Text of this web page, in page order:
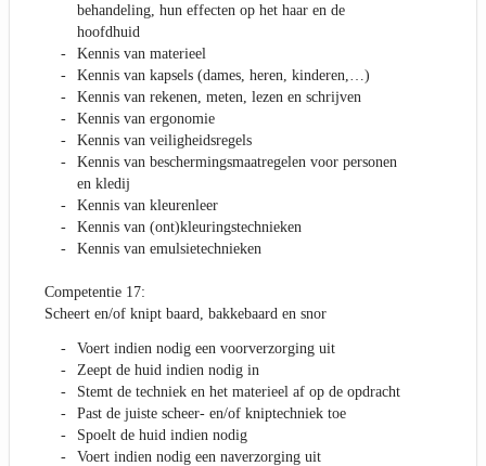
behandeling, hun effecten op het haar en de
hoofdhuid
Kennis van materieel
Kennis van kapsels (dames, heren, kinderen,…)
Kennis van rekenen, meten, lezen en schrijven
Kennis van ergonomie
Kennis van veiligheidsregels
Kennis van beschermingsmaatregelen voor personen
en kledij
Kennis van kleurenleer
Kennis van (ont)kleuringstechnieken
Kennis van emulsietechnieken
Competentie 17:
Scheert en/of knipt baard, bakkebaard en snor
Voert indien nodig een voorverzorging uit
Zeept de huid indien nodig in
Stemt de techniek en het materieel af op de opdracht
Past de juiste scheer- en/of kniptechniek toe
Spoelt de huid indien nodig
Voert indien nodig een naverzorging uit